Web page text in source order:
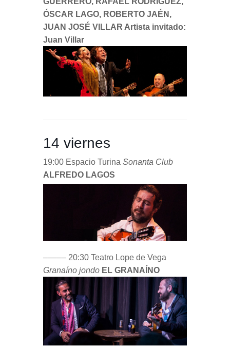
ÓSCAR LAGO, ROBERTO JAÉN,
JUAN JOSÉ VILLAR Artista invitado:
Juan Villar
14 viernes
19:00 Espacio Turina Sonanta Club
ALFREDO LAGOS
––––– 20:30 Teatro Lope de Vega
Granaíno jondo EL GRANAÍNO